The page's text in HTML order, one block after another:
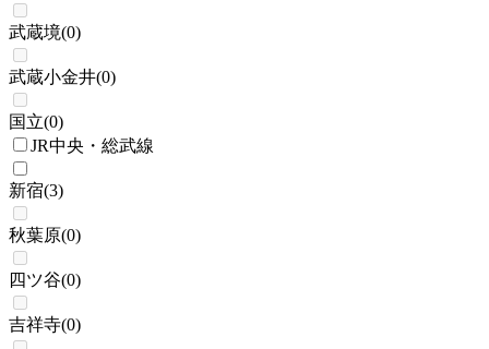
武蔵境(0)
武蔵小金井(0)
国立(0)
JR中央・総武線
新宿(3)
秋葉原(0)
四ツ谷(0)
吉祥寺(0)